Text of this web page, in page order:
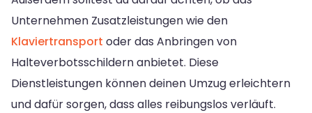
Unternehmen Zusatzleistungen wie den
Klaviertransport oder das Anbringen von
Halteverbotsschildern anbietet. Diese
Dienstleistungen können deinen Umzug erleichtern
und dafür sorgen, dass alles reibungslos verläuft.